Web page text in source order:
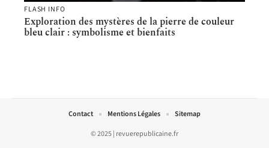
FLASH INFO
Exploration des mystères de la pierre de couleur
bleu clair : symbolisme et bienfaits
© 2025 | revuerepublicaine.fr
Contact Mentions Légales Sitemap